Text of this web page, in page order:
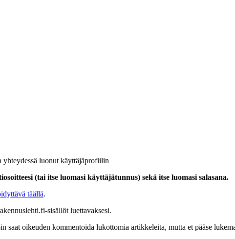
yhteydessä luonut käyttäjäprofiilin
(tai itse luomasi käyttäjätunnus) sekä itse luomasi salasana.
täällä.
sisällöt luettavaksesi.
saat oikeuden kommentoida lukottomia artikkeleita, mutta et pääse